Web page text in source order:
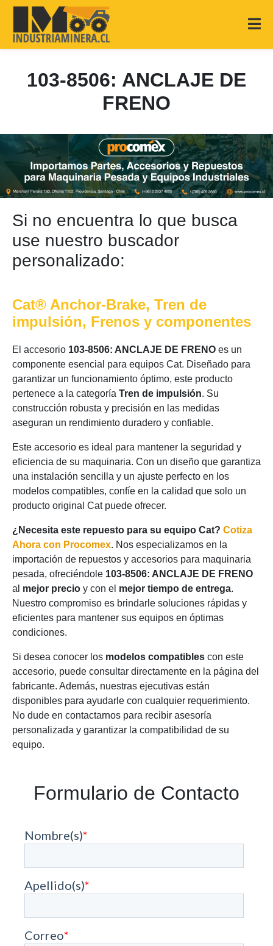
103-8506: ANCLAJE DE
FRENO
Si no encuentra lo que busca
use nuestro buscador
personalizado:
Cat® Anchor-Brake, Tren de
impulsión, Frenos y componentes
El accesorio 103-8506: ANCLAJE DE FRENO es un
componente esencial para equipos Cat. Diseñado para
garantizar un funcionamiento óptimo, este producto
pertenece a la categoría Tren de impulsión. Su
construcción robusta y precisión en las medidas
aseguran un rendimiento duradero y confiable.
Este accesorio es ideal para mantener la seguridad y
eficiencia de su maquinaria. Con un diseño que garantiza
una instalación sencilla y un ajuste perfecto en los
modelos compatibles, confíe en la calidad que solo un
producto original Cat puede ofrecer.
¿Necesita este repuesto para su equipo Cat? Cotiza
Ahora con Procomex. Nos especializamos en la
importación de repuestos y accesorios para maquinaria
pesada, ofreciéndole 103-8506: ANCLAJE DE FRENO
al mejor precio y con el mejor tiempo de entrega.
Nuestro compromiso es brindarle soluciones rápidas y
eficientes para mantener sus equipos en óptimas
condiciones.
Si desea conocer los modelos compatibles con este
accesorio, puede consultar directamente en la página del
fabricante. Además, nuestras ejecutivas están
disponibles para ayudarle con cualquier requerimiento.
No dude en contactarnos para recibir asesoría
personalizada y garantizar la compatibilidad de su
equipo.
Formulario de Contacto